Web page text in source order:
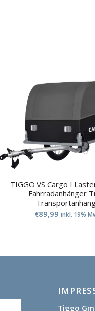
TIGGO VS Cargo I
Fahrradanhänger
€89,99 inkl. 19%
Tiggo